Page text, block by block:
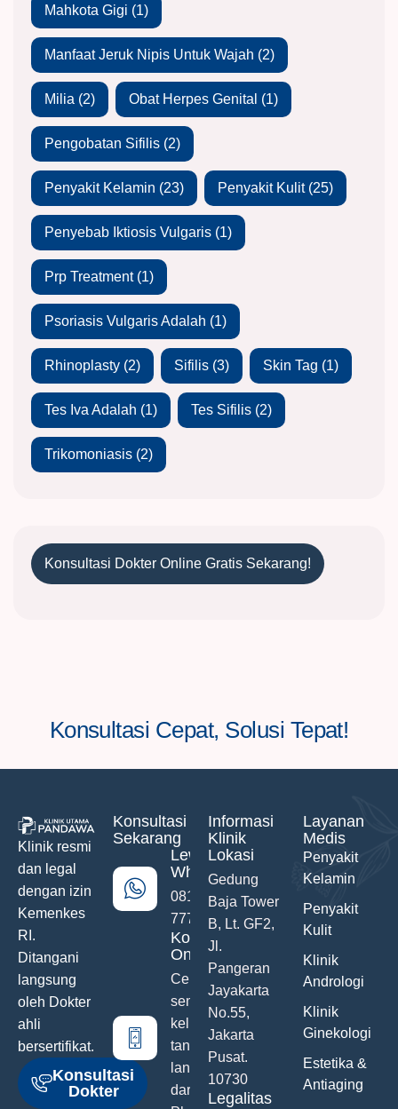
Mahkota Gigi (1)
Manfaat Jeruk Nipis Untuk Wajah (2)
Milia (2) Obat Herpes Genital (1)
Pengobatan Sifilis (2)
Penyakit Kelamin (23) Penyakit Kulit(25)
Penyebab Iktiosis Vulgaris (1)
Prp Treatment(1)
Psoriasis Vulgaris Adalah (1)
Rhinoplasty (2) Sifilis (3) Skin Tag (1)
Tes Iva Adalah (1) Tes Sifilis (2)
Trikomoniasis (2)
Konsultasi Dokter Online Gratis Sekarang!
Konsultasi Cepat, Solusi Tepat!
Klinik resmi
dan legal
dengan izin
Kemenkes
RI.
Ditangani
langsung
oleh Dokter
ahli
bersertifikat.
Konsultasi
Dokter
Konsultasi
Sekarang
Lewat
WhatsApp
0811-742-
777
Konsultasi
Online
Ceritakan
semua
keluhanmu
tanpa malu
langsung
dari Hand
Informasi
Klinik
Lokasi
Gedung
Baja Tower
B, Lt. GF2,
Jl.
Pangeran
Jayakarta
No.55,
Jakarta
Pusat.
10730
Legalitas
Layanan
Medis
Penyakit
Kelamin
Penyakit
Kulit
Klinik
Andrologi
Klinik
Ginekologi
Estetika &
Antiaging